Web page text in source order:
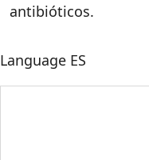
antibióticos.
Language ES